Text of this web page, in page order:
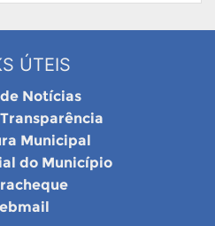
ÚTEIS
Notícias
Municipal
do Município